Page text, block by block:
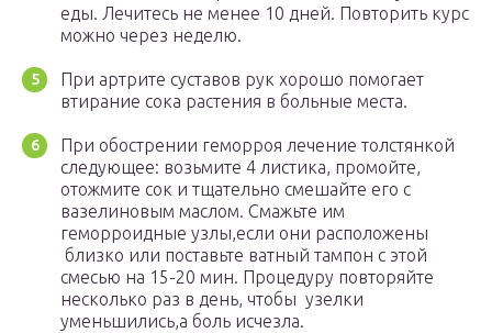
еды. Лечитесь не менее 10 дней. Повторить курс
можно через неделю.
При артрите суставов рук хорошо помогает
втирание сока растения в больные места.
При обострении геморроя лечение толстянкой
следующее: возьмите 4 листика, промойте,
отожмите сок и тщательно смешайте его с
вазелиновым маслом. Смажьте им
геморроидные узлы,если они расположены
близко или поставьте ватный тампон с этой
смесью на 15-20 мин. Процедуру повторяйте
несколько раз в день, чтобы узелки
уменьшились,а боль исчезла.